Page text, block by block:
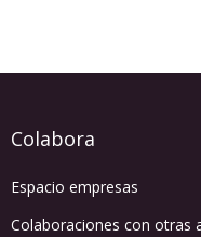
Colabora
Espacio empresas
Colaboraciones con otras